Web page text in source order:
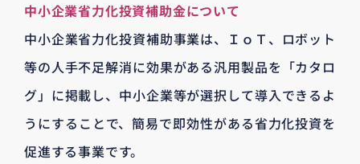
中小企業省力化投資補助金について
中小企業省力化投資補助事業は、ＩｏＴ、ロボット
等の人手不足解消に効果がある汎用製品を「カタロ
グ」に掲載し、中小企業等が選択して導入できるよ
うにすることで、簡易で即効性がある省力化投資を
促進する事業です。